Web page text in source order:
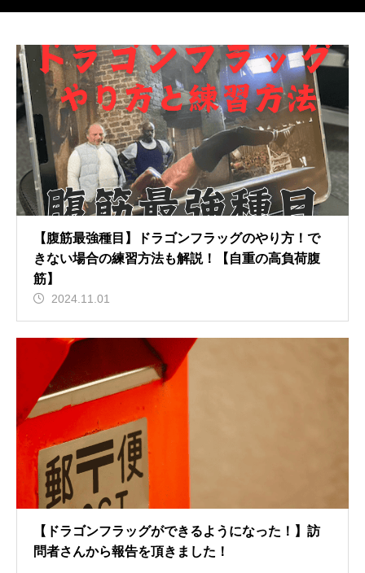
【腹筋最強種目】ドラゴンフラッグのやり方！で
きない場合の練習方法も解説！【自重の高負荷腹
筋】
2024.11.01
【ドラゴンフラッグができるようになった！】訪
問者さんから報告を頂きました！